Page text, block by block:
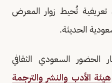
تعريفية تُحيط زوار المعرض
الحديثة.
الحضور السعودي الثقافي
هيئة الأدب والنشر والترجمة